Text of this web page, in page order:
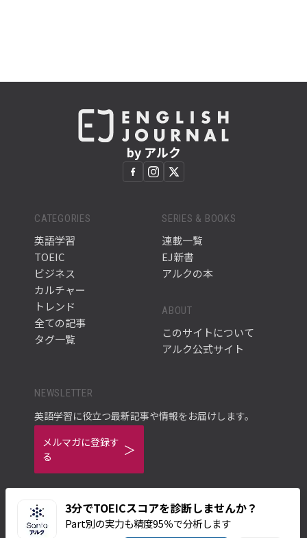
3分でTOEICスコアを診断しませんか？
Part別の実力も精度95％で分析します
by アルク
CATEGORIES
英語学習
TOEIC
ビジネス
カルチャー
トレンド
全ての記事
タグ一覧
SERIES & BOOKS
連載一覧
EJ新書
アルクの本
ABOUT
このサイトについて
アルク公式サイト
NEWSLETTER
英語学習に役立つ最新記事や情報をお届けします。
メルマガに登録す
る